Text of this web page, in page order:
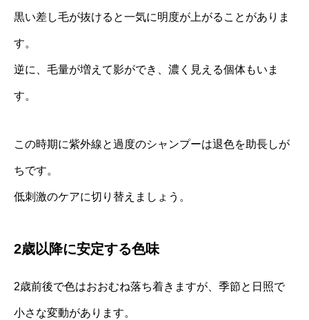
黒い差し毛が抜けると一気に明度が上がることがありま
す。
逆に、毛量が増えて影ができ、濃く見える個体もいま
す。
この時期に紫外線と過度のシャンプーは退色を助長しが
ちです。
低刺激のケアに切り替えましょう。
2歳以降に安定する色味
2歳前後で色はおおむね落ち着きますが、季節と日照で
小さな変動があります。